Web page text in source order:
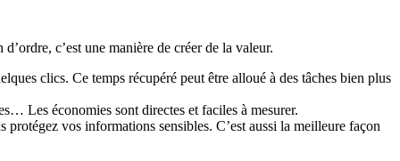
c’est une manière de créer de la valeur.
clics. Ce temps récupéré peut être alloué à des tâches bien plus
Les économies sont directes et faciles à mesurer.
vos informations sensibles. C’est aussi la meilleure façon